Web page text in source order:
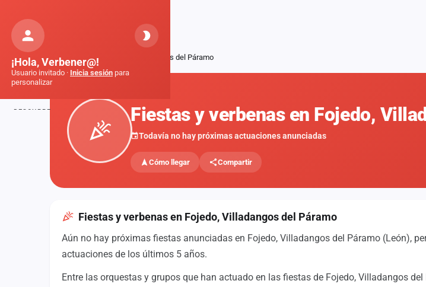
Inicio Fiestas Fojedo, Villadangos del Páramo
Fiestas y verbenas en Fojedo,
Todavía no hay próximas actuaciones anunciadas
Cómo llegar Compartir
Fiestas y verbenas en Fojedo, Villadangos del Páramo
Aún no hay próximas fiestas anunciadas en Fojedo, Villadangos del Páramo (León),
actuaciones de los últimos 5 años.
Entre las orquestas y grupos que han actuado en las fiestas de Fojedo, Villadangos
¡Hola, Verbener@!
Usuario invitado · Inicia sesión para
personalizar
DESCUBRE
Formaciones
Componentes